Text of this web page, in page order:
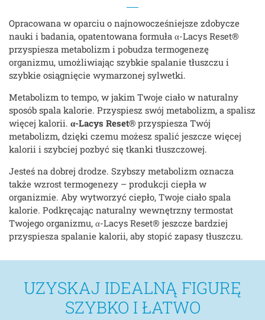
Opracowana w oparciu o najnowocześniejsze zdobycze
nauki i badania, opatentowana formuła α-Lacys Reset®
przyspiesza metabolizm i pobudza termogenezę
organizmu, umożliwiając szybkie spalanie tłuszczu i
szybkie osiągnięcie wymarzonej sylwetki.
Metabolizm to tempo, w jakim Twoje ciało w naturalny
sposób spala kalorie. Przyspiesz swój metabolizm, a spalisz
więcej kalorii. α-Lacys Reset® przyspiesza Twój
metabolizm, dzięki czemu możesz spalić jeszcze więcej
kalorii i szybciej pozbyć się tkanki tłuszczowej.
Jesteś na dobrej drodze. Szybszy metabolizm oznacza
także wzrost termogenezy – produkcji ciepła w
organizmie. Aby wytworzyć ciepło, Twoje ciało spala
kalorie. Podkręcając naturalny wewnętrzny termostat
Twojego organizmu, α-Lacys Reset® jeszcze bardziej
przyspiesza spalanie kalorii, aby stopić zapasy tłuszczu.
UZYSKAJ IDEALNĄ FIGURĘ
SZYBKO I ŁATWO